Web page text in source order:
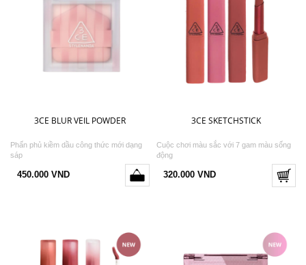
3CE BLUR VEIL POWDER
Phấn phủ kiềm dầu công thức mới dạng
sáp
450.000 VND
3CE SKETCHSTICK
Cuộc chơi màu sắc với 7 gam màu sống
động
320.000 VND